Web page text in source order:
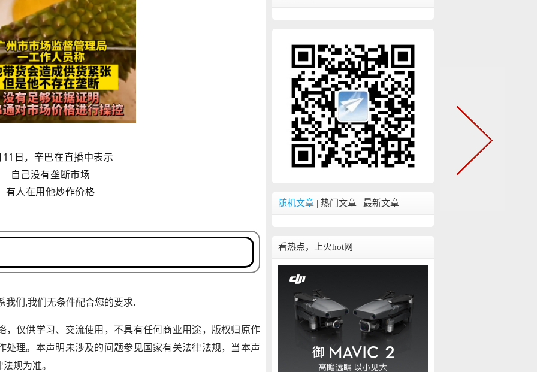
11日，辛巴在直播中表示
自己没有垄断市场
有人在用他炒作价格
我们,我们无条件配合您的要求.
，仅供学习、交流使用，不具有任何商业用途，版权归原作
处理。本声明未涉及的问题参见国家有关法律法规，当本声
规为准。
随机文章 | 热门文章 | 最新文章
看热点，上火hot网